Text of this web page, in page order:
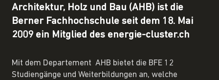
Architektur, Holz und Bau (AHB) ist die
Berner Fachhochschule seit dem 18. Mai
2009 ein Mitglied des energie-cluster.ch
Mit dem Departement AHB bietet die BFE 12
Studiengänge und Weiterbildungen an, welche